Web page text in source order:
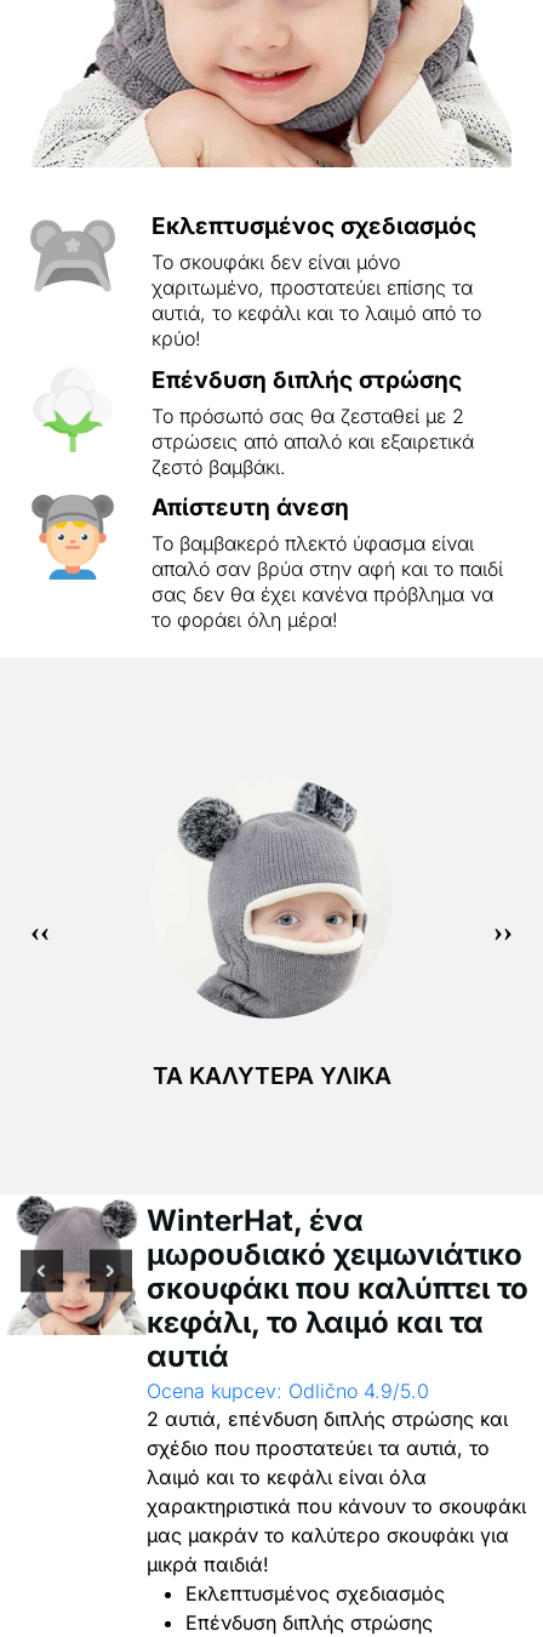
Εκλεπτυσμένος σχεδιασμός
Το σκουφάκι δεν είναι μόνο
χαριτωμένο, προστατεύει επίσης τα
αυτιά, το κεφάλι και το λαιμό από το
κρύο!
Επένδυση διπλής στρώσης
Το πρόσωπό σας θα ζεσταθεί με 2
στρώσεις από απαλό και εξαιρετικά
ζεστό βαμβάκι.
Απίστευτη άνεση
Το βαμβακερό πλεκτό ύφασμα είναι
απαλό σαν βρύα στην αφή και το παιδί
σας δεν θα έχει κανένα πρόβλημα να
το φοράει όλη μέρα!
ΤΑ ΚΑΛΎΤΕΡΑ ΥΛΙΚΆ
WinterHat, ένα
μωρουδιακό χειμωνιάτικο
σκουφάκι που καλύπτει το
κεφάλι, το λαιμό και τα
αυτιά
Ocena kupcev: Odlično 4.9/5.0
2 αυτιά, επένδυση διπλής στρώσης και
σχέδιο που προστατεύει τα αυτιά, το
λαιμό και το κεφάλι είναι όλα
χαρακτηριστικά που κάνουν το σκουφάκι
μας μακράν το καλύτερο σκουφάκι για
μικρά παιδιά!
Εκλεπτυσμένος σχεδιασμός
Επένδυση διπλής στρώσης